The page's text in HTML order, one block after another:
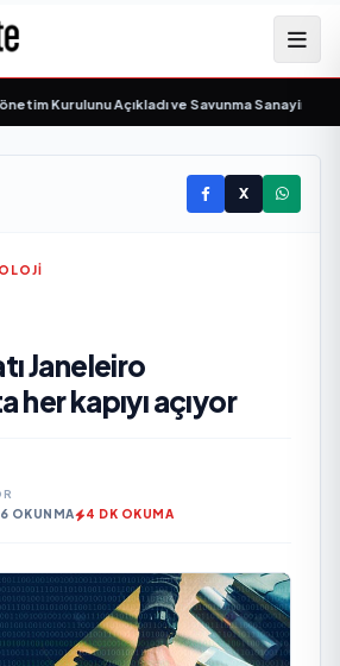
Kurulunu Açıkladı ve Savunma Sanayinde
X
Janeleiro
her kapıyı açıyor
OKUNMA 4 DK OKUMA